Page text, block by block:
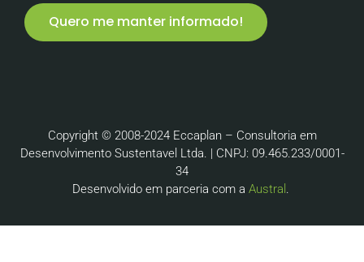
Quero me manter informado!
Copyright © 2008-2024 Eccaplan – Consultoria em
Desenvolvimento Sustentavel Ltda. | CNPJ: 09.465.233/0001-
34
Desenvolvido em parceria com a Austral .